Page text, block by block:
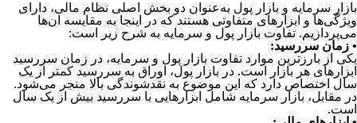
بازار سرمایه و بازار پول به‌عنوان دو بخش اصلی نظام مالی، دارای
ویژگی‌ها و ابزارهای متفاوتی هستند که در اینجا به مقایسه آن‌ها
می‌پردازیم. تفاوت بازار پول و سرمایه به شرح زیر است:
• زمان سررسید:
یکی از بارزترین موارد تفاوت بازار پول و سرمایه، در زمان سررسید
ابزارهای هر بازار است. در بازار پول، اوراق به سررسید کمتر از یک
سال اختصاص دارد که این موضوع به نقدشوندگی بالا منجر می‌شود.
در مقابل، بازار سرمایه شامل ابزارهایی با سررسید بیش از یک سال
است.